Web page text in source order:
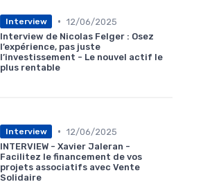
Interview • 12/06/2025
Interview de Nicolas Felger : Osez
l’expérience, pas juste
l’investissement - Le nouvel actif le
plus rentable
Interview • 12/06/2025
INTERVIEW - Xavier Jaleran -
Facilitez le financement de vos
projets associatifs avec Vente
Solidaire